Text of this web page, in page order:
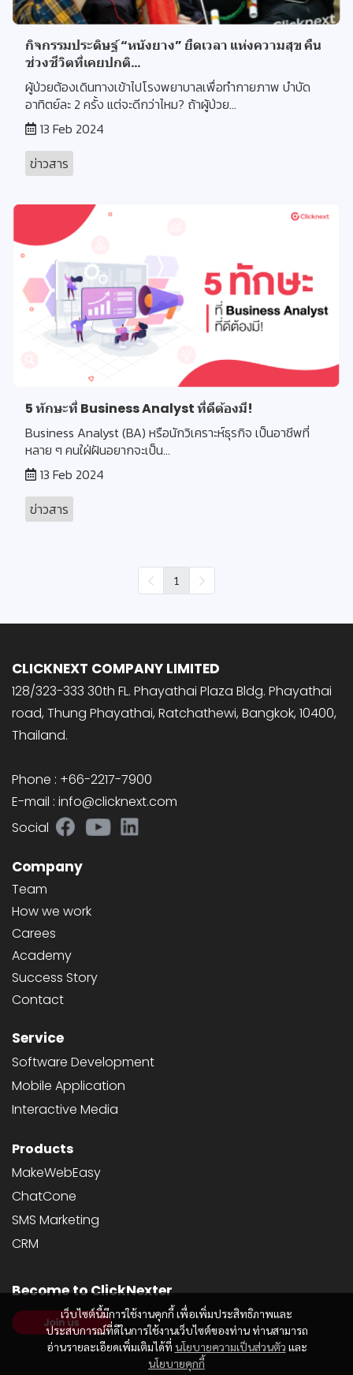
กิจกรรมประดิษฐ์ “หนังยาง” ยืดเวลา แห่งความสุข คืน
ช่วงชีวิตที่เคยปกติ...
ผู้ป่วยต้องเดินทางเข้าไปโรงพยาบาลเพื่อทำกายภาพ บำบัด
อาทิตย์ละ 2 ครั้ง แต่จะดีกว่าไหม? ถ้าผู้ป่วย...
13 Feb 2024
ข่าวสาร
5 ทักษะที่ Business Analyst ที่ดีต้องมี!
Business Analyst (BA) หรือนักวิเคราะห์ธุรกิจ เป็นอาชีพที่
หลาย ๆ คนใฝ่ฝันอยากจะเป็น...
13 Feb 2024
ข่าวสาร
1
เว็บไซต์นี้มีการใช้งานคุกกี้ เพื่อเพิ่มประสิทธิภาพและ
ประสบการณ์ที่ดีในการใช้งานเว็บไซต์ของท่าน ท่านสามารถ
อ่านรายละเอียดเพิ่มเติมได้ที่ นโยบายความเป็นส่วนตัว และ
นโยบายคุกกี้
CLICKNEXT COMPANY LIMITED
128/323-333 30th FL. Phayathai Plaza Bldg. Phayathai
road, Thung Phayathai, Ratchathewi, Bangkok, 10400,
Thailand.
Phone : +66-2217-7900
E-mail : info@clicknext.com
Social
Company
Team
How we work
Carees
Academy
Success Story
Contact
Service
Software Development
Mobile Application
Interactive Media
Products
MakeWebEasy
ChatCone
SMS Marketing
CRM
Become to ClickNexter